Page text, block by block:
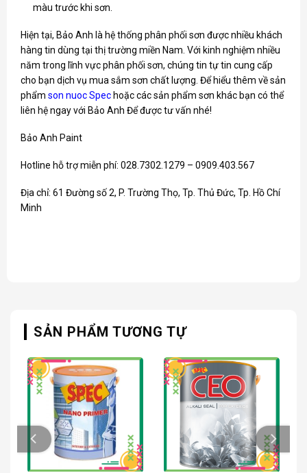
màu trước khi sơn.
Hiện tại, Bảo Anh là hệ thống phân phối sơn được nhiều khách
hàng tin dùng tại thị trường miền Nam. Với kinh nghiệm nhiều
năm trong lĩnh vực phân phối sơn, chúng tin tự tin cung cấp
cho bạn dịch vụ mua sắm sơn chất lượng. Để hiểu thêm về sản
phẩm son nuoc Spechoặc các sản phẩm sơn khác bạn có thể
liên hệ ngay với Bảo Anh Để được tư vấn nhé!
Bảo Anh Paint
Hotline hỗ trợ miễn phí: 028.7302.1279 – 0909.403.567
Địa chỉ: 61 Đường số 2, P. Trường Thọ, Tp. Thủ Đức, Tp. Hồ Chí
Minh
SẢN PHẨM TƯƠNG TỰ